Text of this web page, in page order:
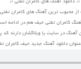
♫ دانلود آهنگ های کامران تفتی ♫
از محبوب ترین آهنگ های کامران
کامران تفتی حیف هم در ادامه
آهنگ در سایت یا وبلاگشان دارند
دانلود آهنگ جدید حیف کامران